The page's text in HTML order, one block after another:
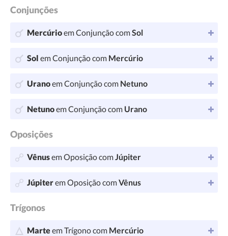
Conjunções
Mercúrioem Conjunção comSol
Sol em Conjunção com Mercúrio
Uranoem Conjunção com Netuno
Netunoem Conjunção com Urano
Oposições
Vênusem Oposição comJúpiter
Júpiterem Oposição comVênus
Trígonos
Marteem Trígono com Mercúrio